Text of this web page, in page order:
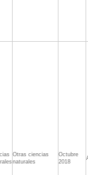
Otras ciencias
naturales
Octubre
2018